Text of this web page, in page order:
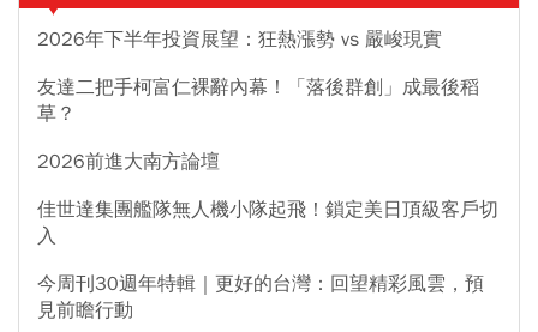
2026年下半年投資展望：狂熱漲勢 vs 嚴峻現實
友達二把手柯富仁裸辭內幕！「落後群創」成最後稻
草？
2026前進大南方論壇
佳世達集團艦隊無人機小隊起飛！鎖定美日頂級客戶切
入
今周刊30週年特輯｜更好的台灣：回望精彩風雲，預
見前瞻行動